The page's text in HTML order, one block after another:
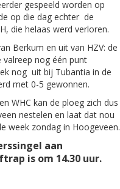
gespeeld worden op
op die dag echter de
die helaas werd verloren.
Berkum en uit van HZV: de
valreep nog één punt
nog uit bij Tubantia in de
met 0-5 gewonnen.
WHC kan de ploeg zich dus
nestelen en laat dat nou
week zondag in Hoogeveen.
aan
is om 14.30 uur.